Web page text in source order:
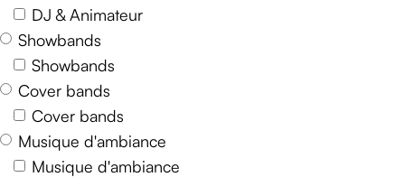
DJ & Animateur
Showbands
Showbands
Cover bands
Cover bands
Musique d'ambiance
Musique d'ambiance